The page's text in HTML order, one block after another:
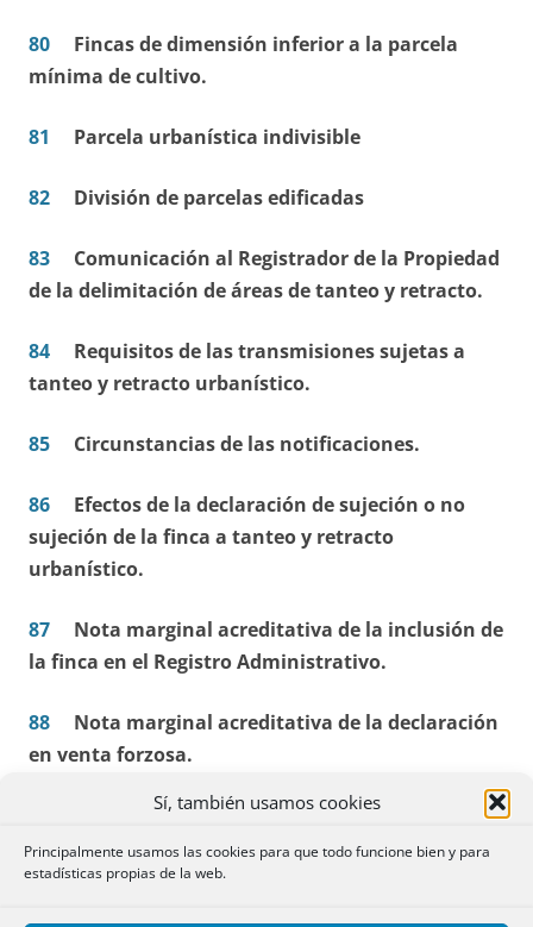
Sí, también usamos cookies
Principalmente usamos las cookies para que todo funcione bien y para
estadísticas propias de la web.
80 Fincas de dimensión inferior a la parcela
mínima de cultivo.
81 Parcela urbanística indivisible
82 División de parcelas edificadas
83 Comunicación al Registrador de la Propiedad
de la delimitación de áreas de tanteo y retracto.
84 Requisitos de las transmisiones sujetas a
tanteo y retracto urbanístico.
85 Circunstancias de las notificaciones.
86 Efectos de la declaración de sujeción o no
sujeción de la finca a tanteo y retracto
urbanístico.
87 Nota marginal acreditativa de la inclusión de
la finca en el Registro Administrativo.
88 Nota marginal acreditativa de la declaración
en venta forzosa.
Inscripción de la adjudicación en régimen de
venta forzosa.